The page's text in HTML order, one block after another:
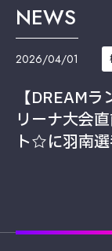
NEWS
2026/04/01
【DREAM
リーナ大会
ト☆に羽南